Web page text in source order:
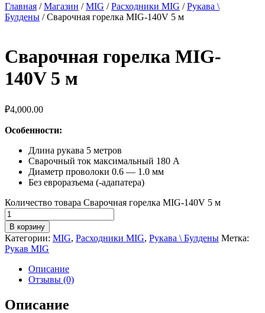
Главная /Магазин /MIG /Расходники MIG /Рукава \
Булдены / Сварочная горелка MIG-140V 5 м
Сварочная горелка MIG-
140V 5 м
₽4,000.00
Особенности:
Длина рукава 5 метров
Сварочный ток максимальный 180 А
Диаметр проволоки 0.6 — 1.0 мм
Без евроразъема (-адапатера)
Количество товара Сварочная горелка MIG-140V 5 м
В корзину
Категории: MIG, Расходники MIG, Рукава \ Булдены Метка:
Рукав MIG
Описание
Отзывы (0)
Описание